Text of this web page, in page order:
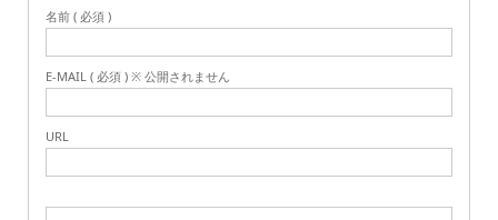
名前 ( 必須 )
E-MAIL ( 必須 ) ※ 公開されません
URL